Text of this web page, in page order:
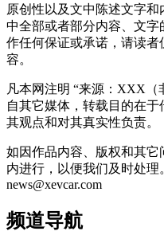
原创性以及文中陈述文字
中全部或者部分内容、文
作任何保证或承诺，请读
容。
凡本网注明 “来源：XXX（
自其它媒体，转载目的在
其观点和对其真实性负责。
如因作品内容、版权和其
内进行，以便我们及时处理
news@xevcar.com
频道导航